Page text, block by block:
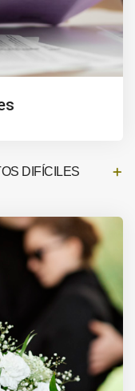
DIFÍCILES